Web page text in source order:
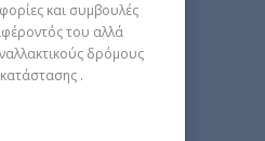
και συμβουλές
του αλλά
δρόμους
.